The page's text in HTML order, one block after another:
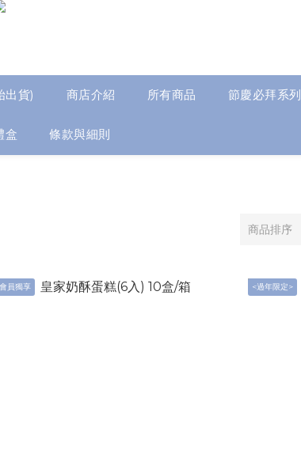
出貨) 商店介紹 所有商品 節慶必拜系列
盒 條款與細則
商品排序
會員獨享 <過年限定>